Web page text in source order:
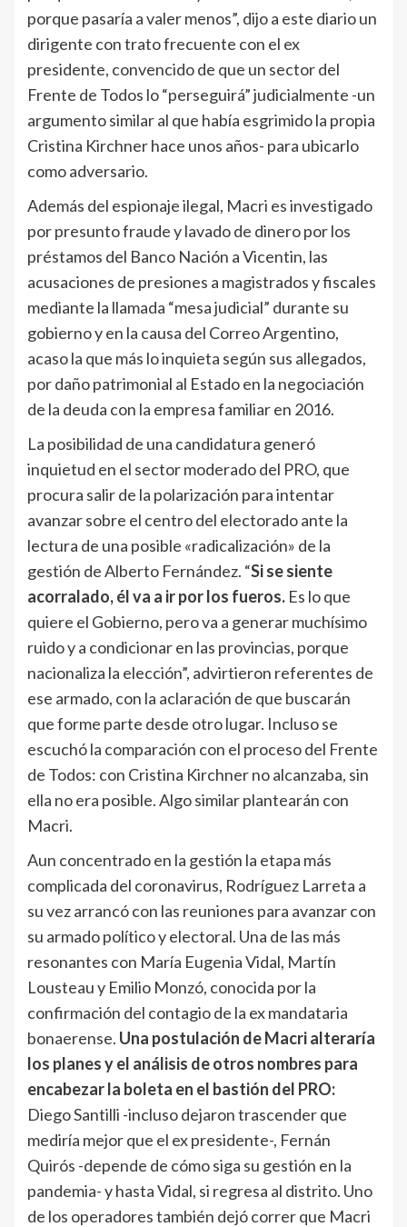
porque pasaría a valer menos”, dijo a este diario un
dirigente con trato frecuente con el ex
presidente, convencido de que un sector del
Frente de Todos lo “perseguirá” judicialmente -un
argumento similar al que había esgrimido la propia
Cristina Kirchner hace unos años- para ubicarlo
como adversario.
Además del espionaje ilegal, Macri es investigado
por presunto fraude y lavado de dinero por los
préstamos del Banco Nación a Vicentin, las
acusaciones de presiones a magistrados y fiscales
mediante la llamada “mesa judicial” durante su
gobierno y en la causa del Correo Argentino,
acaso la que más lo inquieta según sus allegados,
por daño patrimonial al Estado en la negociación
de la deuda con la empresa familiar en 2016.
La posibilidad de una candidatura generó
inquietud en el sector moderado del PRO, que
procura salir de la polarización para intentar
avanzar sobre el centro del electorado ante la
lectura de una posible «radicalización» de la
gestión de Alberto Fernández. “Si se siente
acorralado, él va a ir por los fueros. Es lo que
quiere el Gobierno, pero va a generar muchísimo
ruido y a condicionar en las provincias, porque
nacionaliza la elección”, advirtieron referentes de
ese armado, con la aclaración de que buscarán
que forme parte desde otro lugar. Incluso se
escuchó la comparación con el proceso del Frente
de Todos: con Cristina Kirchner no alcanzaba, sin
ella no era posible. Algo similar plantearán con
Macri.
Aun concentrado en la gestión la etapa más
complicada del coronavirus, Rodríguez Larreta a
su vez arrancó con las reuniones para avanzar con
su armado político y electoral. Una de las más
resonantes con María Eugenia Vidal, Martín
Lousteau y Emilio Monzó, conocida por la
confirmación del contagio de la ex mandataria
bonaerense. Una postulación de Macri alteraría
los planes y el análisis de otros nombres para
encabezar la boleta en el bastión del PRO:
Diego Santilli -incluso dejaron trascender que
mediría mejor que el ex presidente-, Fernán
Quirós -depende de cómo siga su gestión en la
pandemia- y hasta Vidal, si regresa al distrito. Uno
de los operadores también dejó correr que Macri